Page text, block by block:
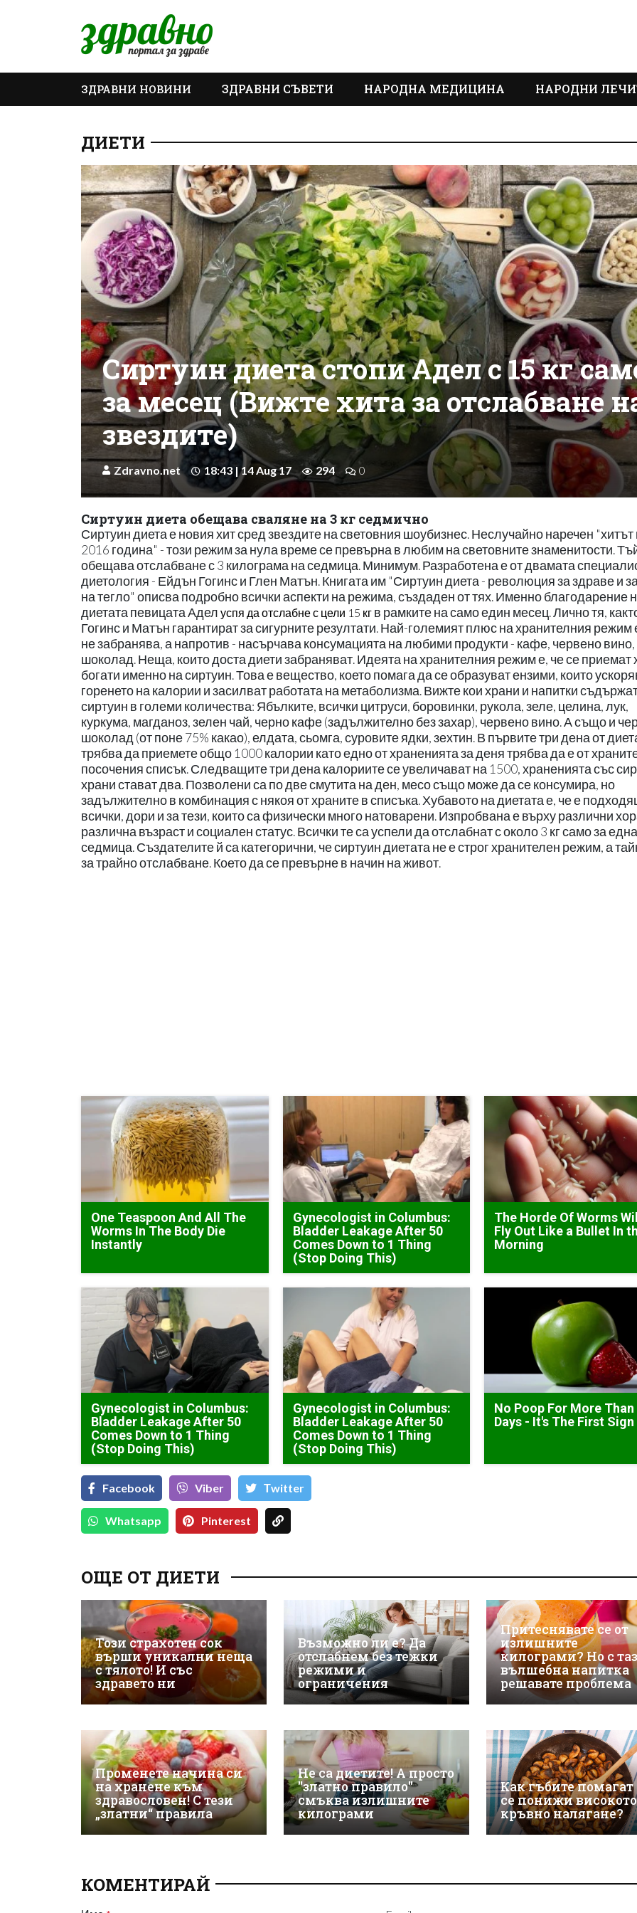
ЗДРАВНИ НОВИНИ ЗДРАВНИ СЪВЕТИ НАРОДНА МЕДИЦИНА НАРОДНИ
ДИЕТИ
Сиртуин диета стопи Адел с 15 кг
за месец (Вижте хита за отслабване
звездите)
Zdravno.net 18:43 | 14 Aug 17 294 0
Сиртуин диета обещава сваляне на 3 кг седмично
Сиртуин диета е новия хит сред звездите на световния шоубизнес. Неслучайно наречен "хитът
2016 година" - този режим за нула време се превърна в любим на световните знаменитости.
обещава отслабване с 3 килограма на седмица. Минимум. Разработена е от двамата
диетология - Ейдън Гогинс и Глен Матън. Книгата им "Сиртуин диета - революция за здраве и
на тегло" описва подробно всички аспекти на режима, създаден от тях. Именно благодарение
диетата певицата Адел успя да отслабне с цели 15 кг в рамките на само един месец. Лично тя,
Гогинс и Матън гарантират за сигурните резултати. Най-големият плюс на хранителния режим
не забранява, а напротив - насърчава консумацията на любими продукти - кафе, червено
шоколад. Неща, които доста диети забраняват. Идеята на хранителния режим е, че се приемат
богати именно на сиртуин. Това е вещество, което помага да се образуват ензими, които
горенето на калории и засилват работата на метаболизма. Вижте кои храни и напитки
сиртуин в големи количества: Ябълките, всички цитруси, боровинки, рукола, зеле, целина, лук,
куркума, магданоз, зелен чай, черно кафе (задължително без захар), червено вино. А също и
шоколад (от поне 75% какао), елдата, сьомга, суровите ядки, зехтин. В първите три дена от
трябва да приемете общо 1000 калории като едно от храненията за деня трябва да е от
посочения списък. Следващите три дена калориите се увеличават на 1500, храненията със
храни стават два. Позволени са по две смутита на ден, месо също може да се консумира, но
задължително в комбинация с някоя от храните в списъка. Хубавото на диетата е, че е
всички, дори и за тези, които са физически много натоварени. Изпробвана е върху различни
различна възраст и социален статус. Всички те са успели да отслабнат с около 3 кг само за една
седмица. Създателите й са категорични, че сиртуин диетата не е строг хранителен режим, а
за трайно отслабване. Което да се превърне в начин на живот.
One Teaspoon And All The
Worms In The Body Die
Instantly
Gynecologist in Columbus:
Bladder Leakage After 50
Comes Down to 1 Thing
(Stop Doing This)
The Horde Of Worms
Fly Out Like a Bullet In
Morning
Gynecologist in Columbus:
Bladder Leakage After 50
Comes Down to 1 Thing
(Stop Doing This)
Gynecologist in Columbus:
Bladder Leakage After 50
Comes Down to 1 Thing
(Stop Doing This)
No Poop For More Than
Days - It's The First
Facebook Viber Тwitter
Whatsapp Pinterest
ОЩЕ ОТ ДИЕТИ
Този страхотен сок
върши уникални неща
с тялото! И със
здравето ни
Възможно ли е? Да
отслабнем без тежки
режими и
ограничения
Притеснявате се от
излишните
килограми? Но с
вълшебна напитка
решавате проблема
Променете начина си
на хранене към
здравословен! С тези
„златни“ правила
Не са диетите! А просто
"златно правило"
смъква излишните
килограми
Как гъбите помагат
се понижи високото
кръвно налягане?
КОМЕНТИРАЙ